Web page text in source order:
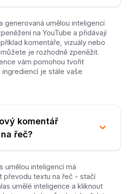
generovaná umělou inteligencí
na YouTube a přidávají
komentáře, vizuály nebo
je rozhodně zpeněžit.
vám pomohou tvořit
je stále vaše
komentář
řeč?
umělou inteligencí má
převodu textu na řeč - stačí
umělé inteligence a kliknout